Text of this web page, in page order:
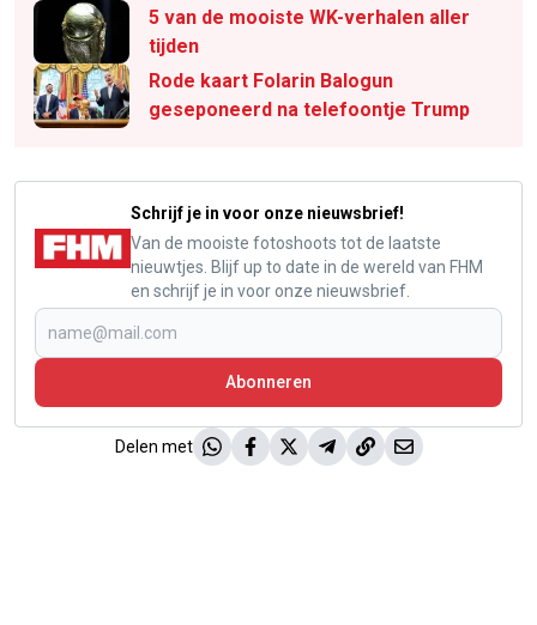
5 van de mooiste WK-verhalen aller
tijden
Rode kaart Folarin Balogun
geseponeerd na telefoontje Trump
Schrijf je in voor onze nieuwsbrief!
Van de mooiste fotoshoots tot de laatste
nieuwtjes. Blijf up to date in de wereld van FHM
en schrijf je in voor onze nieuwsbrief.
Abonneren
Delen met